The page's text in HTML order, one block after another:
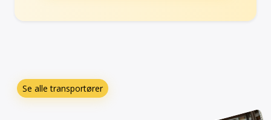
Se alle transportører